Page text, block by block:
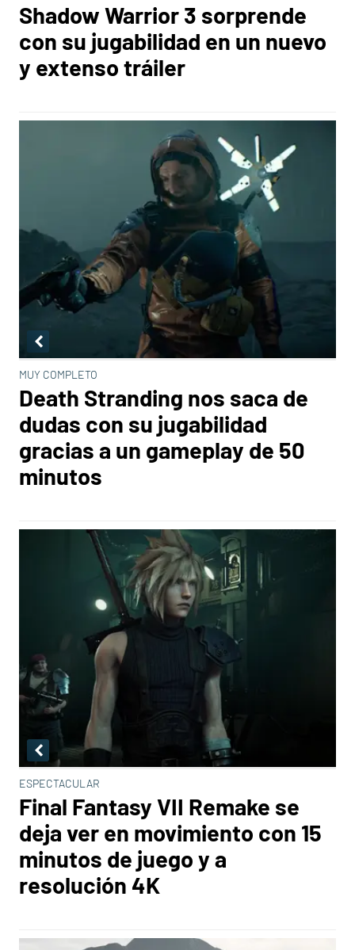
Shadow Warrior 3 sorprende
con su jugabilidad en un nuevo
y extenso tráiler
MUY COMPLETO
Death Stranding nos saca de
dudas con su jugabilidad
gracias a un gameplay de 50
minutos
ESPECTACULAR
Final Fantasy VII Remake se
deja ver en movimiento con 15
minutos de juego y a
resolución 4K